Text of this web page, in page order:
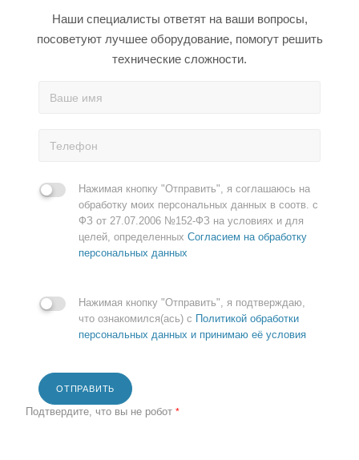
Наши специалисты ответят на ваши вопросы,
посоветуют лучшее оборудование, помогут решить
технические сложности.
Нажимая кнопку "Отправить", я соглашаюсь на
обработку моих персональных данных в соотв. с
ФЗ от 27.07.2006 №152-ФЗ на условиях и для
целей, определенных Согласием на обработку
персональных данных
Нажимая кнопку "Отправить", я подтверждаю,
что ознакомился(ась) с Политикой обработки
персональных данных и принимаю её условия
ОТПРАВИТЬ
Подтвердите, что вы не робот *